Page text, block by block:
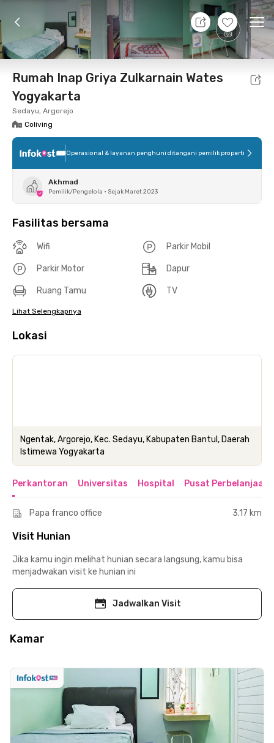
+1
8 Agt 26 - Belum tahu
Foto Fasilitas bersama Lokasi Kamar
Rumah Inap Griya Zulkarnain Wates
Yogyakarta
Sedayu, Argorejo
Coliving
Operasional & layanan penghuni ditangani pemilik properti
Akhmad
Pemilik/Pengelola • Sejak Maret 2023
Fasilitas bersama
Wifi Parkir Mobil
Parkir Motor Dapur
Ruang Tamu TV
Lihat Selengkapnya
Lokasi
Ngentak, Argorejo, Kec. Sedayu, Kabupaten Bantul, Daerah
Istimewa Yogyakarta
Perkantoran Universitas Hospital Pusat Perbelanjaan
Papa franco office 3.17 km
Visit Hunian
Jika kamu ingin melihat hunian secara langsung, kamu bisa
menjadwakan visit ke hunian ini
Jadwalkan Visit
Kamar